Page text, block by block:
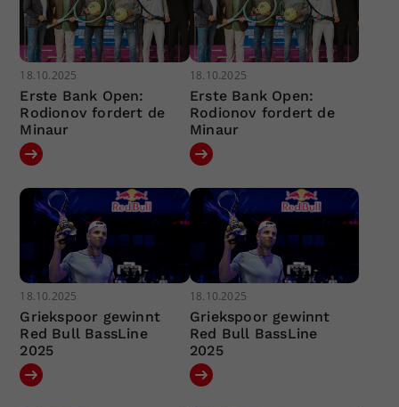
18.10.2025
Erste Bank Open:
Rodionov fordert de
Minaur
18.10.2025
Erste Bank Open:
Rodionov fordert de
Minaur
18.10.2025
Griekspoor gewinnt
Red Bull BassLine
2025
18.10.2025
Griekspoor gewinnt
Red Bull BassLine
2025